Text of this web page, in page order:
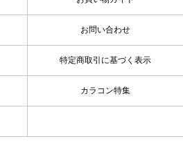
お問い合わせ
特定商取引に基づく表示
カラコン特集